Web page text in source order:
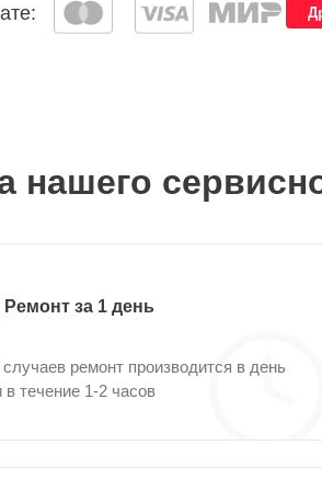
нашего
Ремонт за 1 день
ремонт производится в день
в течение 1-2 часов